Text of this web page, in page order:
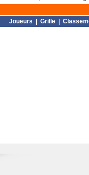
Joueurs Grille